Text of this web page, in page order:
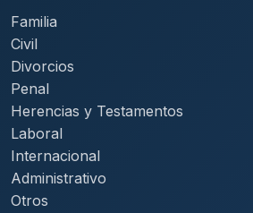
Familia
Civil
Divorcios
Penal
Herencias y Testamentos
Laboral
Internacional
Administrativo
Otros